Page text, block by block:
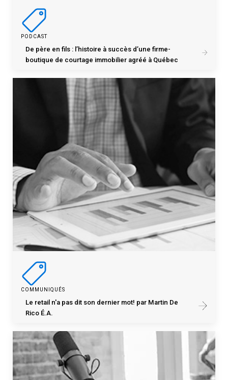
PODCAST
De père en fils : l’histoire à succès d’une firme-
boutique de courtage immobilier agréé à Québec
COMMUNIQUÉS
Le retail n'a pas dit son dernier mot! par Martin De
Rico É.A.